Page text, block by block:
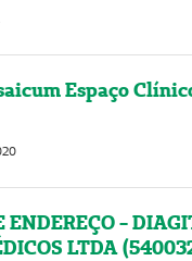
Espaço
-
LTDA